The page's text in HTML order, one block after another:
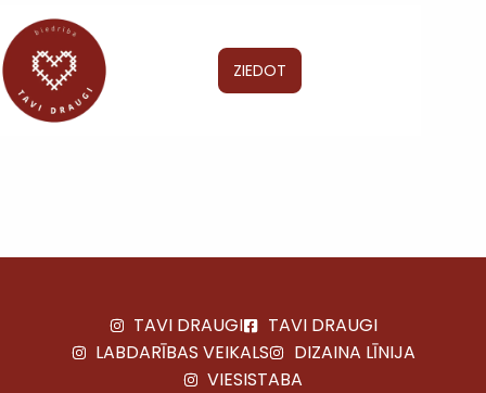
ZIEDOT
TAVI DRAUGI
TAVI DRAUGI
LABDARĪBAS VEIKALS
DIZAINA LĪNIJA
VIESISTABA